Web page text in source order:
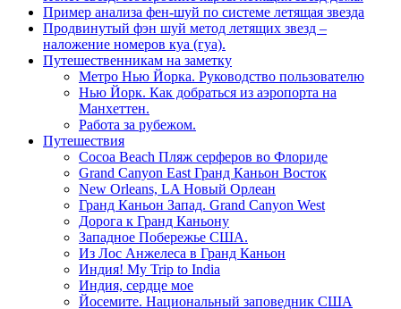
Пример анализа фен-шуй по системе летящая звезда
Продвинутый фэн шуй метод летящих звезд –
наложение номеров куа (гуа).
Путешественникам на заметку
Метро Нью Йорка. Руководство пользователю
Нью Йорк. Как добраться из аэропорта на
Манхеттен.
Работа за рубежом.
Путешествия
Cocoa Beach Пляж серферов во Флориде
Grand Canyon East Гранд Каньон Восток
New Orleans, LA Новый Орлеан
Гранд Каньон Запад. Grand Canyon West
Дорога к Гранд Каньону
Западное Побережье США.
Из Лос Анжелеса в Гранд Каньон
Индия! My Trip to India
Индия, сердце мое
Йосемите. Национальный заповедник США